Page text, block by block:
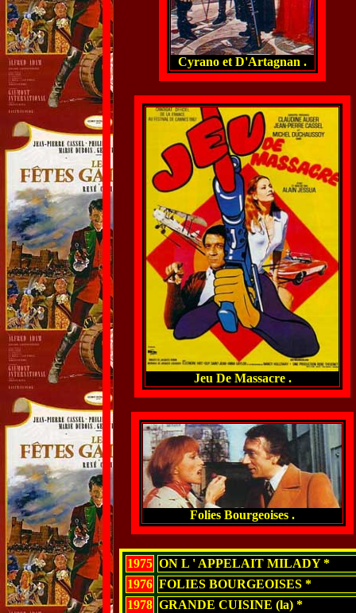
Cyrano et D'Artagnan .
Jeu De Massacre .
Folies Bourgeoises .
1975 ON L ' APPELAIT MILADY *
1976 FOLIES BOURGEOISES *
1978 GRANDE CUISINE (la) *